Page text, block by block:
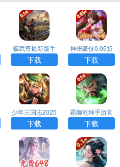
极武尊最新版手
游下载
下载
神州豪侠0.05折
扣版手游下载
下载
少年三国志2025
最新版手游下载
下载
霸御乾坤手游官
方版下载
下载